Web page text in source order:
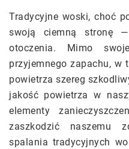
Tradycyjne woski, choć
swoją ciemną stronę
otoczenia. Mimo
przyjemnego zapachu, w
powietrza szereg
jakość powietrza w
elementy
zaszkodzić naszemu
spalania tradycyjnych